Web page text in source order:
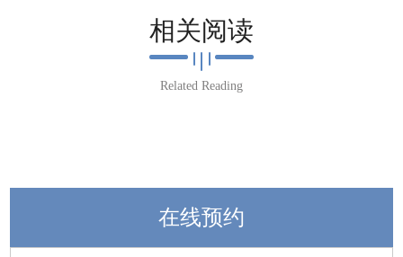
相关阅读
Related Reading
在线预约